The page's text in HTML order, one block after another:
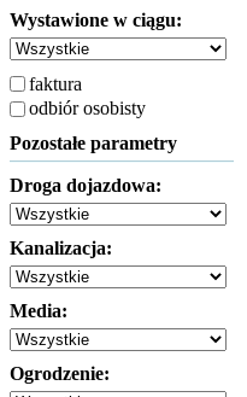
Wystawione w ciągu:
faktura
odbiór osobisty
Pozostałe parametry
Droga dojazdowa:
Kanalizacja:
Media:
Ogrodzenie: